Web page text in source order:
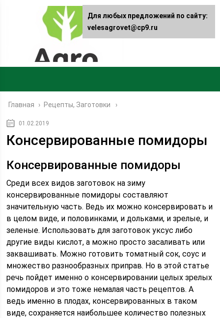
Главная › Рецепты, Заготовки
01.02.2019
Консервированные помидоры
Консервированные помидоры
Среди всех видов заготовок на зиму
консервированные помидоры составляют
значительную часть. Ведь их можно консервировать и
в целом виде, и половинками, и дольками, и зрелые, и
зеленые. Использовать для заготовок уксус либо
другие виды кислот, а можно просто засаливать или
заквашивать. Можно готовить томатный сок, соус и
множество разнообразных приправ. Но в этой статье
речь пойдет именно о консервировании целых зрелых
помидоров и это тоже немалая часть рецептов. А
ведь именно в плодах, консервированных в таком
виде, сохраняется наибольшее количество полезных
Для любых предложений по сайту:
velesagrovet@cp9.ru